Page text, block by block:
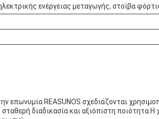
ενέργειας μεταγωγής, στοίβα
επωνυμία REASUNOS σχεδιάζονται
διαδικασία και αξιόπιστη ποιότητα.Η